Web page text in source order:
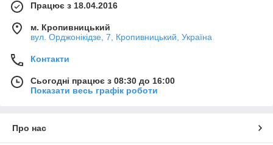
Працює з 18.04.2016
м. Кропивницький
вул. Орджонікідзе, 7, Кропивницький, Україна
Контакти
Сьогодні працює з 08:30 до 16:00
Показати весь графік роботи
Про нас